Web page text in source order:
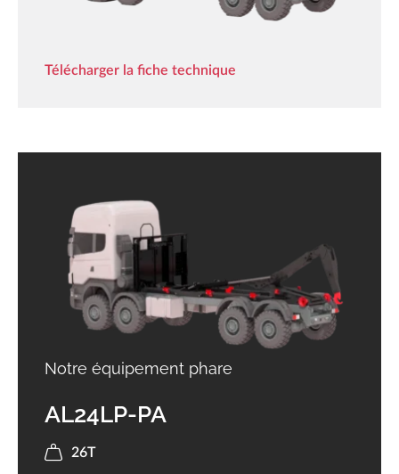
Télécharger la fiche technique
Notre équipement phare
AL24LP-PA
26T